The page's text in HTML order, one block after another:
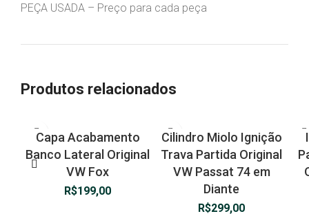
PEÇA USADA – Preço para cada peça
Produtos relacionados
Capa Acabamento
Banco Lateral Original
VW Fox
R$199,00
Cilindro Miolo Ignição
Trava Partida Original
VW Passat 74 em
Diante
R$299,00